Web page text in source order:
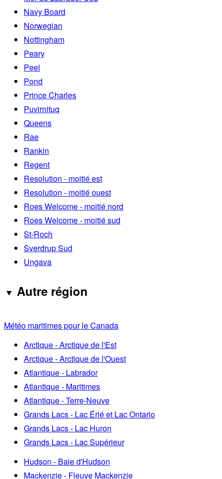
Navy Board
Norwegian
Nottingham
Peary
Peel
Pond
Prince Charles
Puvirnituq
Queens
Rae
Rankin
Regent
Resolution - moitié est
Resolution - moitié ouest
Roes Welcome - moitié nord
Roes Welcome - moitié sud
St-Roch
Sverdrup Sud
Ungava
Autre région
Météo maritimes pour le Canada
Arctique - Arctique de l'Est
Arctique - Arctique de l'Ouest
Atlantique - Labrador
Atlantique - Maritimes
Atlantique - Terre-Neuve
Grands Lacs - Lac Érié et Lac Ontario
Grands Lacs - Lac Huron
Grands Lacs - Lac Supérieur
Hudson - Baie d'Hudson
Mackenzie - Fleuve Mackenzie